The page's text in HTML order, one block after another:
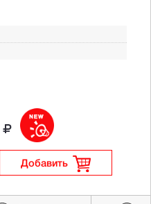
Добавить